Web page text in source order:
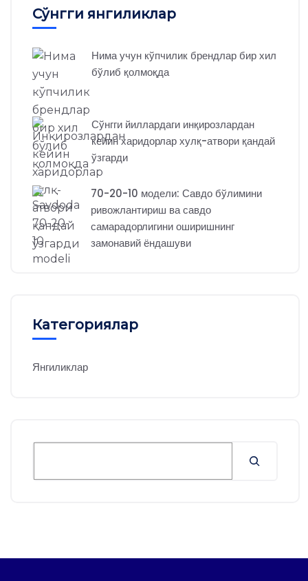
Сўнгги янгиликлар
Нима учун кўпчилик брендлар бир хил
бўлиб қолмоқда
Сўнгги йиллардаги инқирозлардан
кейин харидорлар хулқ-атвори қандай
ўзгарди
70-20-10 модели: Савдо бўлимини
ривожлантириш ва савдо
самарадорлигини оширишнинг
замонавий ёндашуви
Категориялар
Янгиликлар